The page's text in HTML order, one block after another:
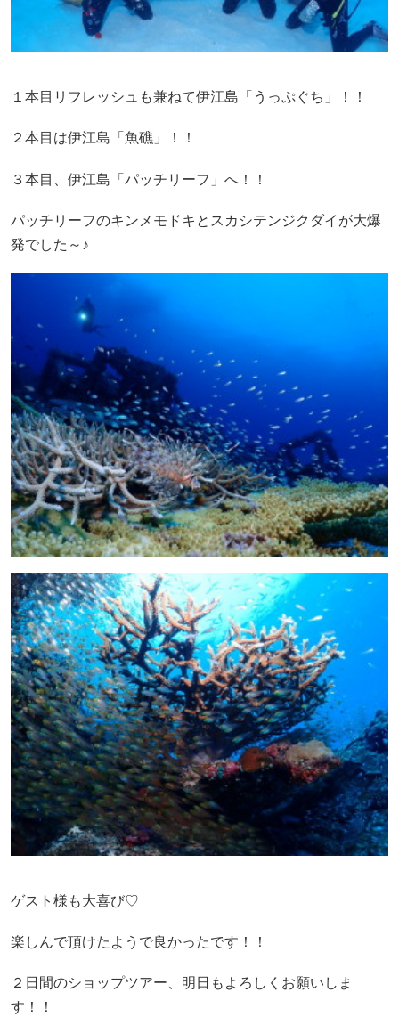
１本目リフレッシュも兼ねて伊江島「うっぷぐち」！！
２本目は伊江島「魚礁」！！
３本目、伊江島「パッチリーフ」へ！！
パッチリーフのキンメモドキとスカシテンジクダイが大爆
発でした～♪
ゲスト様も大喜び♡
楽しんで頂けたようで良かったです！！
２日間のショップツアー、明日もよろしくお願いしま
す！！